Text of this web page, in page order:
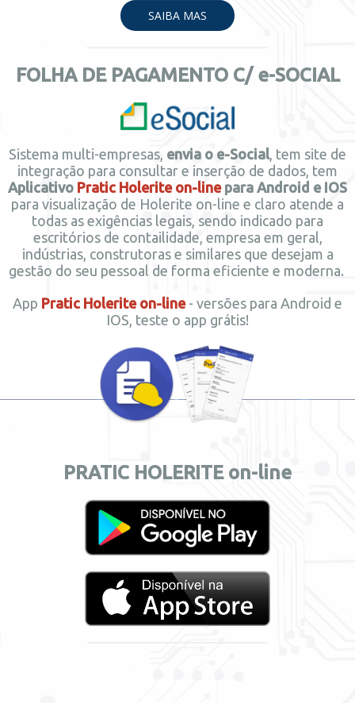
SAIBA MAS
FOLHA DE PAGAMENTO C/ e-SOCIAL
Sistema multi-empresas, envia o e-Social, tem site de
integração para consultar e inserção de dados, tem
Aplicativo Pratic Holerite on-linepara Android e IOS
para visualização de Holerite on-line e claro atende a
todas as exigências legais, sendo indicado para
escritórios de contailidade, empresa em geral,
indústrias, construtoras e similares que desejam a
gestão do seu pessoal de forma eficiente e moderna.
App Pratic Holerite on-line- versões para Android e
IOS, teste o app grátis!
PRATIC HOLERITE on-line